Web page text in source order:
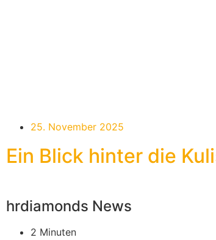
25. November 2025
Ein Blick hinter die
hrdiamonds News
2 Minuten